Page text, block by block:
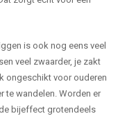
is ook nog eens veel
veel zwaarder, je zakt
ongeschikt voor ouderen
te wandelen. Worden er
bijeffect grotendeels